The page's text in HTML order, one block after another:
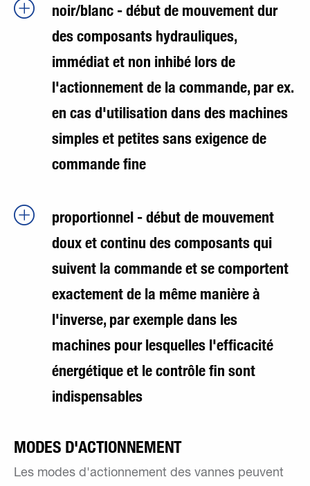
noir/blanc - début de mouvement dur
des composants hydrauliques,
immédiat et non inhibé lors de
l'actionnement de la commande, par ex.
en cas d'utilisation dans des machines
simples et petites sans exigence de
commande fine
proportionnel - début de mouvement
doux et continu des composants qui
suivent la commande et se comportent
exactement de la même manière à
l'inverse, par exemple dans les
machines pour lesquelles l'efficacité
énergétique et le contrôle fin sont
indispensables
MODES D'ACTIONNEMENT
Les modes d'actionnement des vannes peuvent